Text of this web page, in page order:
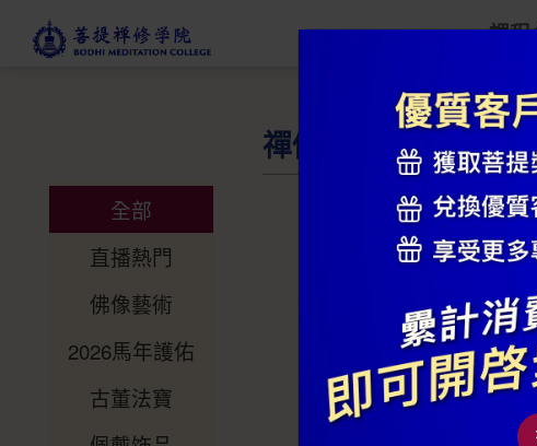
課程
全部
直播熱門
佛像藝術
2026馬年護佑
古董法寶
禪修商店